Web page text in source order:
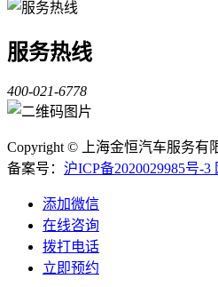
服务热线
400-021-6778
Copyright © 上海金恒汽车服务有
备案号： 沪ICP备2020029985号-3
添加微信
在线咨询
拨打电话
立即预约